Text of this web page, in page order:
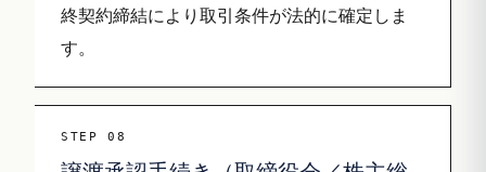
終契約締結により取引条件が法的に確定しま
す。
STEP 08